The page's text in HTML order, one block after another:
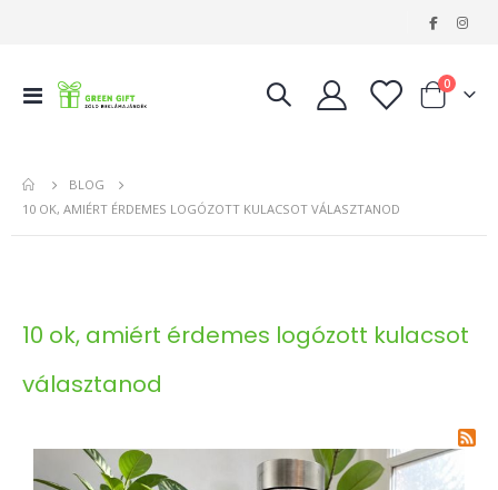
Navigáció
Kosár
0tételeket
BLOG
10 OK, AMIÉRT ÉRDEMES LOGÓZOTT KULACSOT VÁLASZTANOD
10 ok, amiért érdemes logózott kulacsot
választanod